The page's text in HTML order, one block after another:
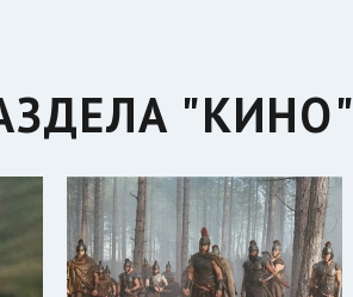
"КИНО"